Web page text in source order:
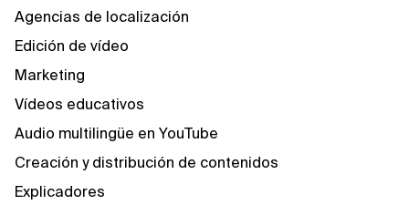
Agencias de localización
Edición de vídeo
Marketing
Vídeos educativos
Audio multilingüe en YouTube
Creación y distribución de contenidos
Explicadores